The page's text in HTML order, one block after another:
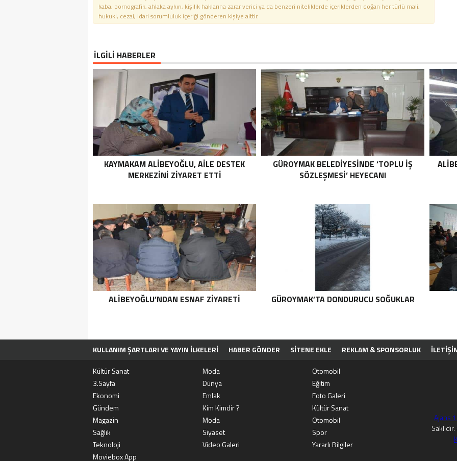
kaba, pornografik, ahlaka aykırı, kişilik haklarına zarar verici ya da benzeri niteliklerde içeriklerden doğan her türlü mali,
hukuki, cezai, idari sorumluluk içeriği gönderen kişiye aittir.
İLGİLİ HABERLER
KAYMAKAM ALIBEYOĞLU, AILE DESTEK
MERKEZINI ZIYARET ETTI
GÜROYMAK BELEDIYESINDE ‘TOPLU İŞ
SÖZLEŞMESI’ HEYECANI
ALIBEYOĞLU’NDAN ESNAF ZIYARETI GÜROYMAK’TA DONDURUCU SOĞUKLAR
KULLANIM ŞARTLARI VE YAYIN İLKELERI HABER GÖNDER SİTENE EKLE REKLAM & SPONSORLUK
TÜM MANŞET HABERLERI
MOVIEBOX APP
Kültür Sanat Moda
Otomobil
3.Sayfa
Dünya
Eğitim
Ekonomi
Emlak
Foto Galeri
Gündem
Kim Kimdir ?
Kültür Sanat
Magazin
Moda
Otomobil
Sağlık
Siyaset
Spor
Teknoloji
Video Galeri
Yararlı Bilgiler
Moviebox App
Ajans